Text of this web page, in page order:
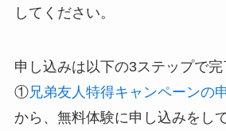
してください。
申し込みは以下の3ステップで完
①兄弟友人特得キャンペーンの
から、無料体験に申し込みをし